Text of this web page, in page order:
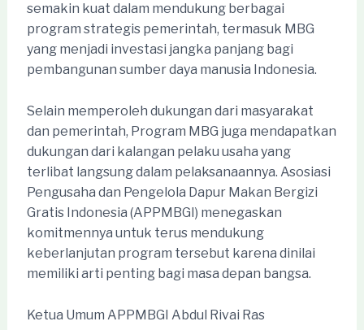
semakin kuat dalam mendukung berbagai
program strategis pemerintah, termasuk MBG
yang menjadi investasi jangka panjang bagi
pembangunan sumber daya manusia Indonesia.
Selain memperoleh dukungan dari masyarakat
dan pemerintah, Program MBG juga mendapatkan
dukungan dari kalangan pelaku usaha yang
terlibat langsung dalam pelaksanaannya. Asosiasi
Pengusaha dan Pengelola Dapur Makan Bergizi
Gratis Indonesia (APPMBGI) menegaskan
komitmennya untuk terus mendukung
keberlanjutan program tersebut karena dinilai
memiliki arti penting bagi masa depan bangsa.
Ketua Umum APPMBGI Abdul Rivai Ras